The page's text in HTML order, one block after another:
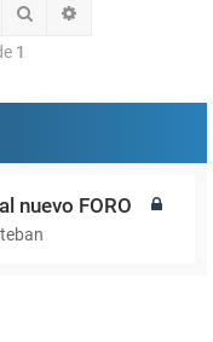
Buscar
1
nuevo FORO